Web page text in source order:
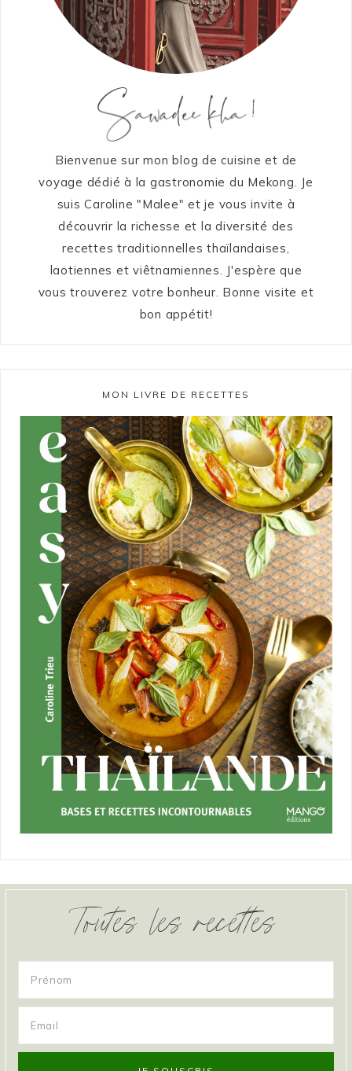
Bienvenue sur mon blog de cuisine et de
voyage dédié à la gastronomie du Mekong. Je
suis Caroline "Malee" et je vous invite à
découvrir la richesse et la diversité des
recettes traditionnelles thaïlandaises,
laotiennes et viêtnamiennes. J'espère que
vous trouverez votre bonheur. Bonne visite et
bon appétit!
MON LIVRE DE RECETTES
Toutes les recettes